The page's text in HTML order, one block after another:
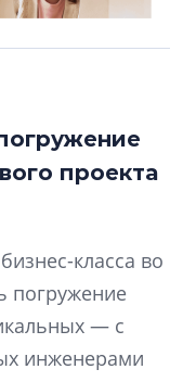
проекта
класса во
погружение
— с
инженерами